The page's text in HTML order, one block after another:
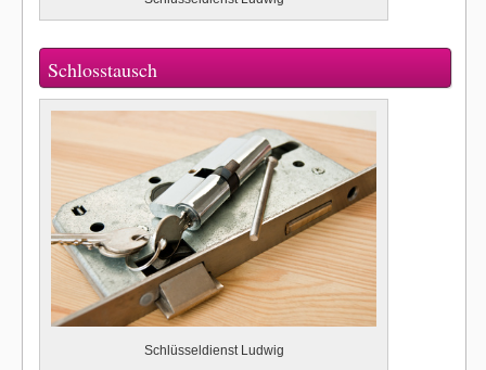
Schlosstausch
Schlüsseldienst Ludwig